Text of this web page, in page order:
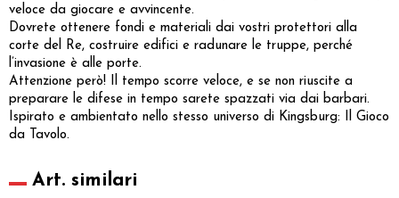
veloce da giocare e avvincente.
Dovrete ottenere fondi e materiali dai vostri protettori alla
corte del Re, costruire edifici e radunare le truppe, perché
l’invasione è alle porte.
Attenzione però! Il tempo scorre veloce, e se non riuscite a
preparare le difese in tempo sarete spazzati via dai barbari.
Ispirato e ambientato nello stesso universo di Kingsburg: Il Gioco
da Tavolo.
Art. similari